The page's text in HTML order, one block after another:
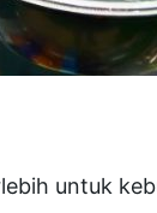
untuk